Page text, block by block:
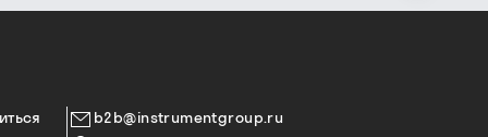
b2b@instrumentgroup.ru